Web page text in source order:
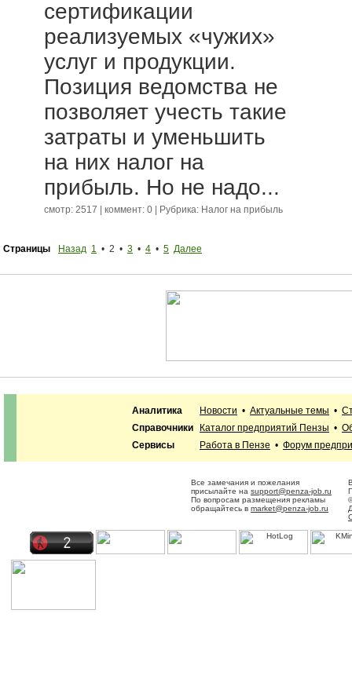
сертификации
реализуемых «чужих»
услуг и продукции.
Позиция ведомства не
позволяет учесть такие
затраты и уменьшить
на них налог на
прибыль. Но не надо...
смотр: 2517 | коммент: 0 | Рубрика: Налог на прибыль
Страницы Назад 1 • 2 • 3 • 4 • 5 Далее
Аналитика Новости • Актуальные темы •
Справочники
Каталог предприятий Пензы •
Сервисы
Работа в Пензе • Форум
Все замечания и пожелания
присылайте на support@penza-job.ru
По вопросам размещения рекламы
обращайтесь в market@penza-job.ru